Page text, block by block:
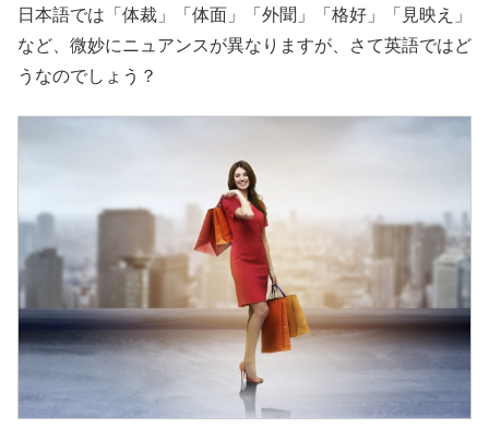
日本語では「体裁」「体面」「外聞」「格好」「見映え」
など、微妙にニュアンスが異なりますが、さて英語ではど
うなのでしょう？